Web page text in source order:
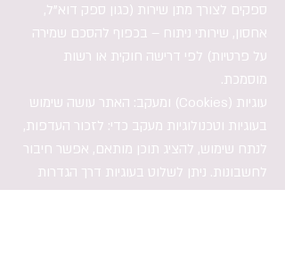
ספקים לצורך מתן שירות (כגון ספק דוא"ל,
אחסון, שירותי ניתוח – בכפוף להסכם שמירה
על פרטיות) לפי דרישה חוקית או רשות
מוסמכת.
עוגיות (Cookies) ומעקב: האתר עושה שימוש
בעוגיות וטכנולוגיות מעקב כדי: לזכור העדפות,
לנתח שימוש, להציג תוכן מותאם, אפשר חיבור
לחשבונות. ניתן לשלוט בעוגיות דרך הגדרות
הדפדפן. נציג לך הודעת הסכמה בעת כניסה